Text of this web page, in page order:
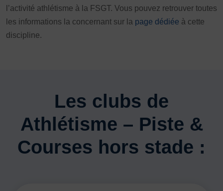
l’activité athlétisme à la FSGT. Vous pouvez retrouver toutes
les informations la concernant sur la page dédiée à cette
discipline.
Les clubs de
Athlétisme – Piste &
Courses hors stade :